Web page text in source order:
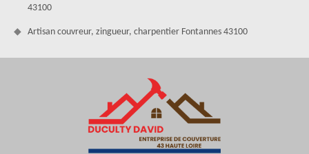
43100
Artisan couvreur, zingueur, charpentier Fontannes 43100